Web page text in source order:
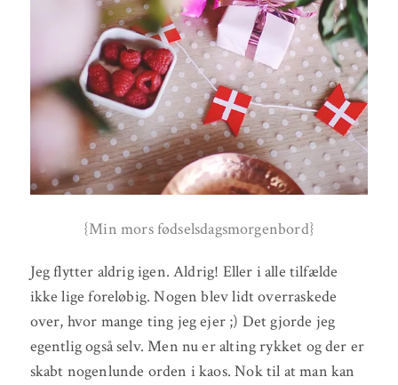
{Min mors fødselsdagsmorgenbord}
Jeg flytter aldrig igen. Aldrig! Eller i alle tilfælde
ikke lige foreløbig. Nogen blev lidt overraskede
over, hvor mange ting jeg ejer ;) Det gjorde jeg
egentlig også selv. Men nu er alting rykket og der er
skabt nogenlunde orden i kaos. Nok til at man kan